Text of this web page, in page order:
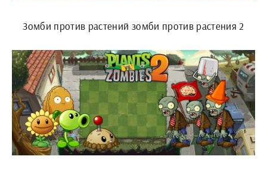
Зомби против растений зомби против растения 2